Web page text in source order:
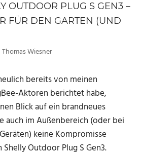
OUTDOOR PLUG S GEN3 –
FÜR DEN GARTEN (UND
Thomas Wiesner
bereits von meinen
Aktoren berichtet habe,
Blick auf ein brandneues
auch im Außenbereich (oder bei
keine Kompromisse
Outdoor Plug S Gen3.